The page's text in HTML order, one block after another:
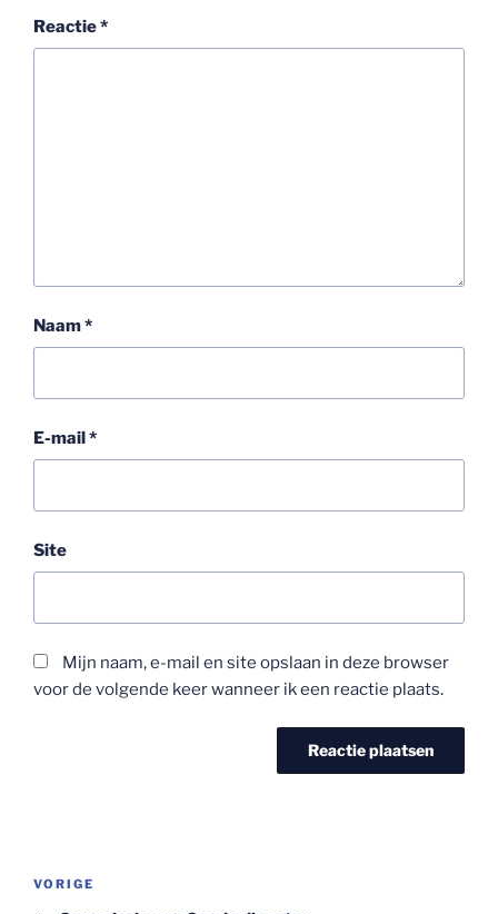
Reactie*
Naam*
E-mail*
Site
Mijn naam, e-mail en site opslaan in deze browser
voor de volgende keer wanneer ik een reactie plaats.
Bericht
Vorig
VORIGE